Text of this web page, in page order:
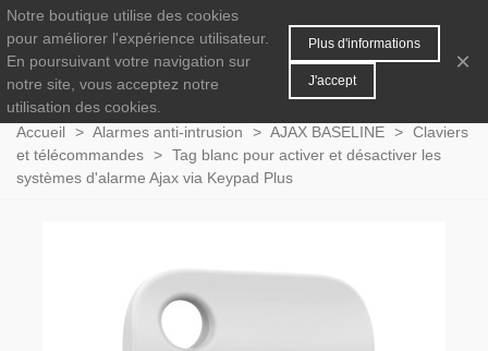
0 MENU
Accueil > Alarmes anti-intrusion > AJAX BASELINE > Claviers
et télécommandes > Tag blanc pour activer et désactiver les
systèmes d'alarme Ajax via Keypad Plus
Notre boutique utilise des cookies
pour améliorer l'expérience utilisateur.
En poursuivant votre navigation sur
notre site, vous acceptez notre
utilisation des cookies.
Plus d'informations
J'accept
×